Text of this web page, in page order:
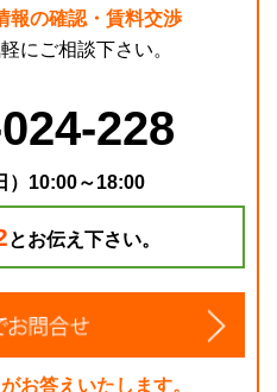
報の確認・賃料交渉
にご相談下さい。
228
）10:00～18:00
とお伝え下さい。
お答えいたします。